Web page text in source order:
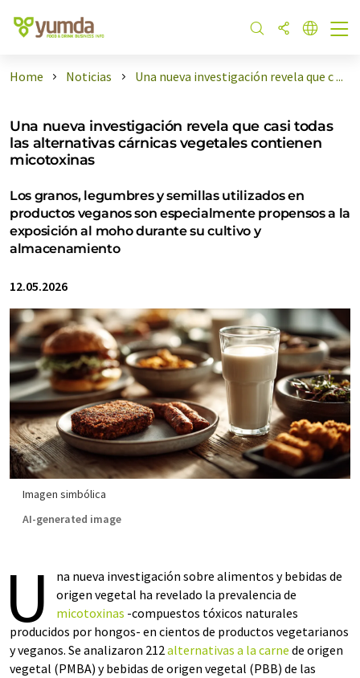
Home Noticias Una nueva investigación revela que c ...
Una nueva investigación revela que casi todas
las alternativas cárnicas vegetales contienen
micotoxinas
Los granos, legumbres y semillas utilizados en
productos veganos son especialmente propensos a la
exposición al moho durante su cultivo y
almacenamiento
12.05.2026
Imagen simbólica
AI-generated image
U
na nueva investigación sobre alimentos y bebidas de
origen vegetal ha revelado la prevalencia de
micotoxinas -compuestos tóxicos naturales
producidos por hongos- en cientos de productos vegetarianos
y veganos. Se analizaron 212alternativas a la carne de origen
vegetal (PMBA) y bebidas de origen vegetal (PBB) de las